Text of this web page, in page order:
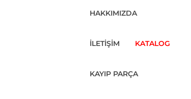
HAKKIMIZDA
İLETİŞİM KATALOG
KAYIP PARÇA